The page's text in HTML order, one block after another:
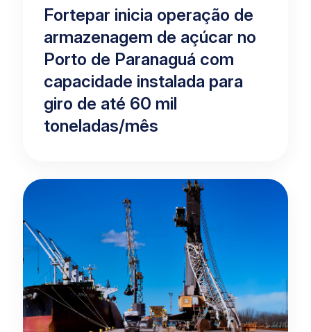
Fortepar inicia operação de
armazenagem de açúcar no
Porto de Paranaguá com
capacidade instalada para
giro de até 60 mil
toneladas/mês